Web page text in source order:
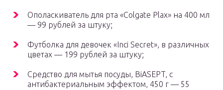
Ополаскиватель для рта «Colgate Plax» на 400 мл
— 99 рублей за штуку;
Футболка для девочек «Inci Secret», в различных
цветах — 199 рублей за штуку;
Средство для мытья посуды, BiASEPT, с
антибактериальным эффектом, 450 г — 55